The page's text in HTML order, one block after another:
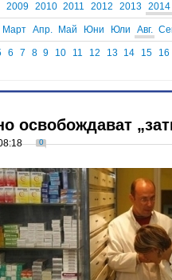
2009 2010 2011 2012 2013 2014
Март Апр. Май Юни Юли Авг.
6 7 8 9 10 11 12 13 14 15 16
освобождават
0